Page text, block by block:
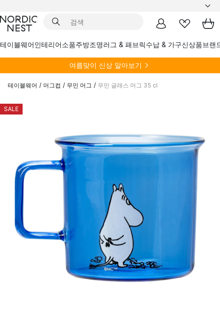
테이블웨어인테리어소품주방조명러그 & 패브릭수납 & 가구신상품브랜
여름맞이 신상 알아보기
테이블웨어 / 머그컵 / 무민 머그 / 무민 글래스 머그 35 cl
SALE